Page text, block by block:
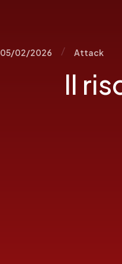
05/02/2026 / Attack
Il